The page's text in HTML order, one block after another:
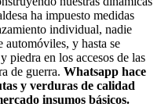
ha impuesto medidas
individual, nadie
automóviles, y hasta se
piedra en los accesos de las
de guerra. Whatsapp hace
y verduras de calidad
insumos básicos.